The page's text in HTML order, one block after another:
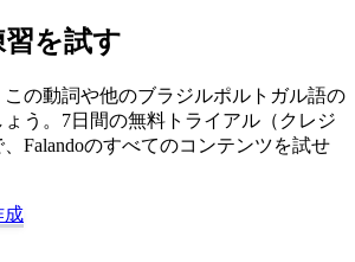
を試す
の動詞や他のブラジルポルトガル語の
う。7日間の無料トライアル（クレジ
Falandoのすべてのコンテンツを試せ
成